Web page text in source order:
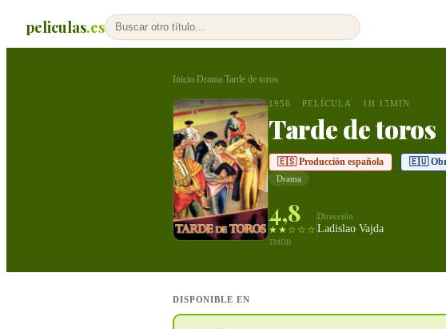
peliculas.es
Inicio›Drama›Tarde de toros
1956 PELÍCULA 1H 15MIN
Tarde de toros
🇪🇸 Producción española 🇪🇺
Drama
4,8
★★☆☆☆
TMDB
Dirección
Ladislao Vajda
DISPONIBLE EN